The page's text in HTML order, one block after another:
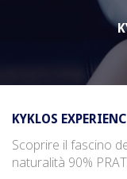
KYKLOS
Scoprire il fascino
naturalità 90%